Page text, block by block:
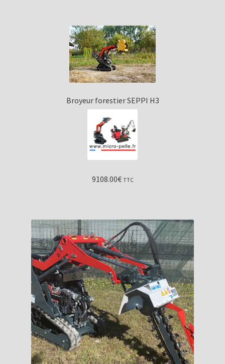
Broyeur forestier SEPPI H3
9108.00€ TTC